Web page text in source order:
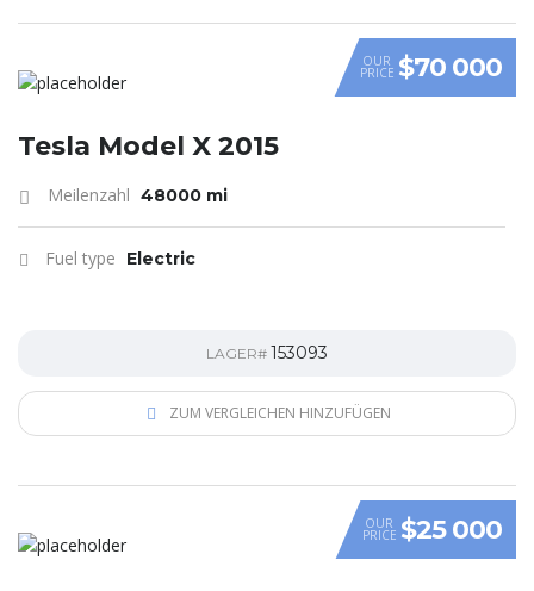
OUR
PRICE $70 000
Tesla Model X 2015
Meilenzahl 48000 mi
Fuel type Electric
LAGER# 153093
ZUM VERGLEICHEN HINZUFÜGEN
VIDEO
OUR
PRICE $25 000